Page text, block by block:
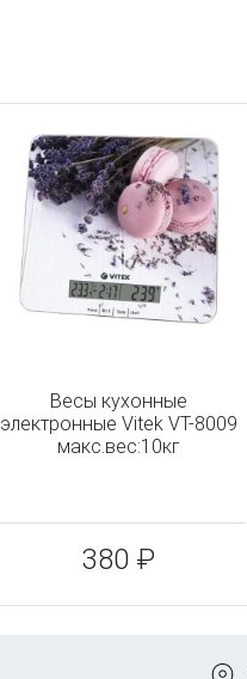
Весы кухонные
электронные Vitek VT-8009
макс.вес:10кг
380 ₽